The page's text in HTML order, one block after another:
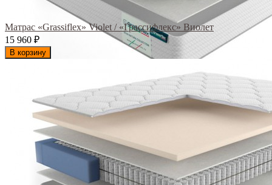
Матрас «Grassiflex» Violet / «Грассифлекс» Виолет
15 960 ₽
В корзину